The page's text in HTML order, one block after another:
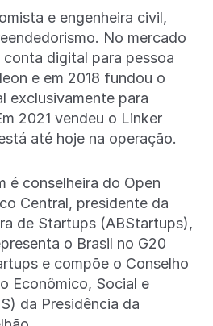
e engenheira civil,
No mercado
digital para pessoa
e em 2018 fundou o
exclusivamente para
2021 vendeu o Linker
até hoje na operação.
é conselheira do Open
Central, presidente da
de Startups (ABStartups),
o Brasil no G20
e compõe o Conselho
Econômico, Social e
da Presidência da